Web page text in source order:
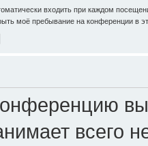
входить при каждом
моё пребывание на конференции в
всего